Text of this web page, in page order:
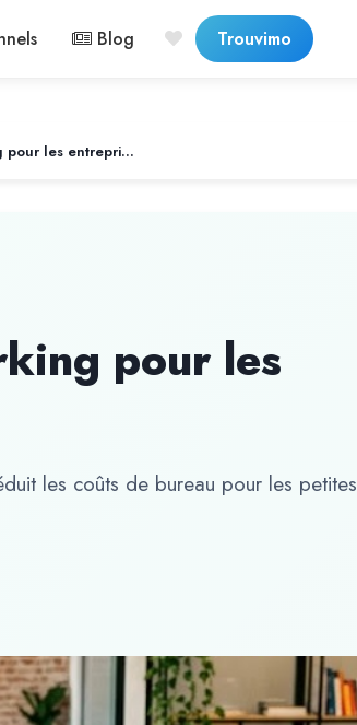
Blog Trouvimo
Les avantages du coworking pour les entreprises
pour les
les coûts de bureau pour les petites